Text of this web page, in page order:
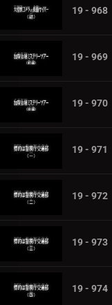
19 - 968
19 - 969
19 - 970
19 - 971
19 - 972
19 - 973
19 - 974